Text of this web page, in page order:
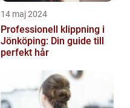
14 maj 2024
Professionell klippning i
Jönköping: Din guide till
perfekt hår